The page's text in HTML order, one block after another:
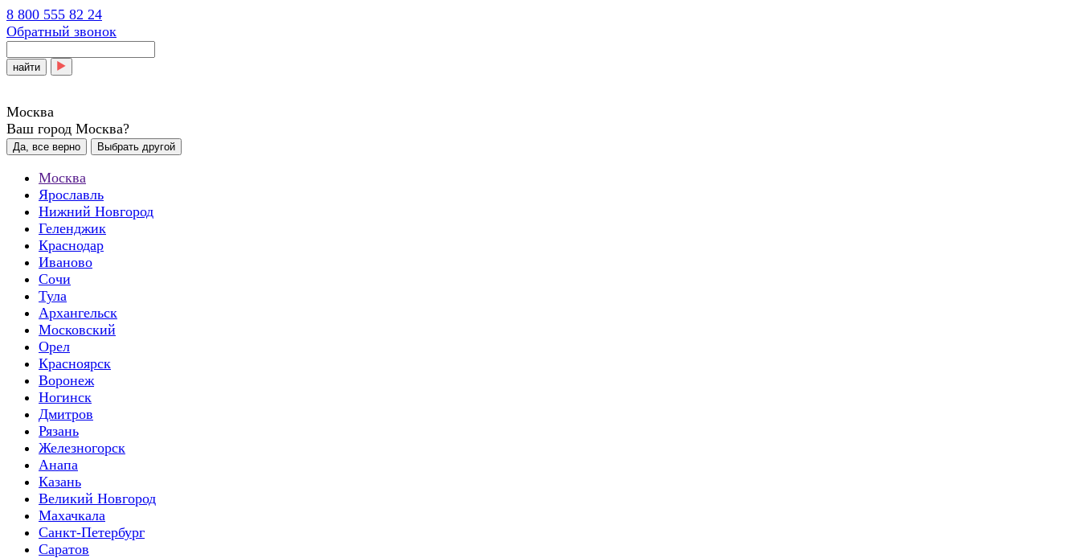
8 800 555 82 24
Обратный звонок
найти
Москва
Ваш город Москва?
Да, все верно Выбрать другой
Москва
Ярославль
Нижний Новгород
Геленджик
Краснодар
Иваново
Сочи
Тула
Архангельск
Московский
Орел
Красноярск
Воронеж
Ногинск
Дмитров
Рязань
Железногорск
Анапа
Казань
Великий Новгород
Махачкала
Санкт-Петербург
Саратов